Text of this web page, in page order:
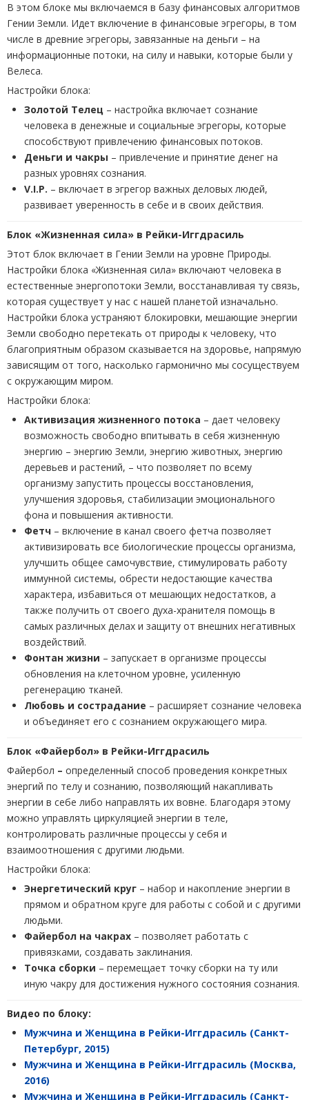
В этом блоке мы включаемся в базу финансовых алгоритмов
Гении Земли. Идет включение в финансовые эгрегоры, в том
числе в древние эгрегоры, завязанные на деньги – на
информационные потоки, на силу и навыки, которые были у
Велеса.
Настройки блока:
Золотой Телец – настройка включает сознание
человека в денежные и социальные эгрегоры, которые
способствуют привлечению финансовых потоков.
Деньги и чакры – привлечение и принятие денег на
разных уровнях сознания.
V.I.P. – включает в эгрегор важных деловых людей,
развивает уверенность в себе и в своих действия.
Блок «Жизненная сила» в Рейки-Иггдрасиль
Этот блок включает в Гении Земли на уровне Природы.
Настройки блока «Жизненная сила» включают человека в
естественные энергопотоки Земли, восстанавливая ту связь,
которая существует у нас с нашей планетой изначально.
Настройки блока устраняют блокировки, мешающие энергии
Земли свободно перетекать от природы к человеку, что
благоприятным образом сказывается на здоровье, напрямую
зависящим от того, насколько гармонично мы сосуществуем
с окружающим миром.
Настройки блока:
Активизация жизненного потока – дает человеку
возможность свободно впитывать в себя жизненную
энергию – энергию Земли, энергию животных, энергию
деревьев и растений, – что позволяет по всему
организму запустить процессы восстановления,
улучшения здоровья, стабилизации эмоционального
фона и повышения активности.
Фетч – включение в канал своего фетча позволяет
активизировать все биологические процессы организма,
улучшить общее самочувствие, стимулировать работу
иммунной системы, обрести недостающие качества
характера, избавиться от мешающих недостатков, а
также получить от своего духа-хранителя помощь в
самых различных делах и защиту от внешних негативных
воздействий.
Фонтан жизни – запускает в организме процессы
обновления на клеточном уровне, усиленную
регенерацию тканей.
Любовь и сострадание – расширяет сознание человека
и объединяет его с сознанием окружающего мира.
Блок «Файербол» в Рейки-Иггдрасиль
Файербол – определенный способ проведения конкретных
энергий по телу и сознанию, позволяющий накапливать
энергии в себе либо направлять их вовне. Благодаря этому
можно управлять циркуляцией энергии в теле,
контролировать различные процессы у себя и
взаимоотношения с другими людьми.
Настройки блока:
Энергетический круг – набор и накопление энергии в
прямом и обратном круге для работы с собой и с другими
людьми.
Файербол на чакрах – позволяет работать с
привязками, создавать заклинания.
Точка сборки – перемещает точку сборки на ту или
иную чакру для достижения нужного состояния сознания.
Видео по блоку:
Мужчина и Женщина в Рейки-Иггдрасиль (Санкт-
Петербург, 2015)
Мужчина и Женщина в Рейки-Иггдрасиль (Москва,
2016)
Мужчина и Женщина в Рейки-Иггдрасиль (Санкт-